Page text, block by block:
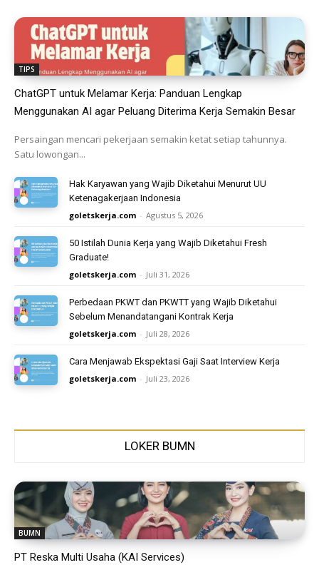
TIPS
ChatGPT untuk Melamar Kerja: Panduan Lengkap
Menggunakan AI agar Peluang Diterima Kerja Semakin Besar
Persaingan mencari pekerjaan semakin ketat setiap tahunnya.
Satu lowongan...
Hak Karyawan yang Wajib Diketahui Menurut UU
Ketenagakerjaan Indonesia
goletskerja.com - Agustus 5, 2026
50 Istilah Dunia Kerja yang Wajib Diketahui Fresh
Graduate!
goletskerja.com - Juli 31, 2026
Perbedaan PKWT dan PKWTT yang Wajib Diketahui
Sebelum Menandatangani Kontrak Kerja
goletskerja.com - Juli 28, 2026
Cara Menjawab Ekspektasi Gaji Saat Interview Kerja
goletskerja.com - Juli 23, 2026
LOKER BUMN
BUMN
PT Reska Multi Usaha (KAI Services)